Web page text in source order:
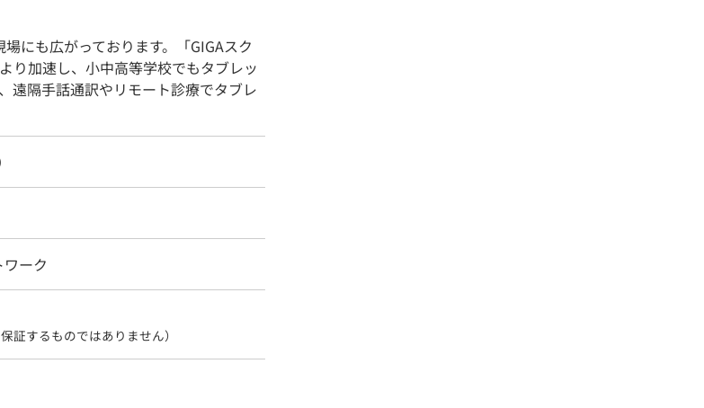
にも広がっております。「GIGAスク
り加速し、小中高等学校でもタブレッ
遠隔手話通訳やリモート診療でタブレ
ーク
証するものではありません）